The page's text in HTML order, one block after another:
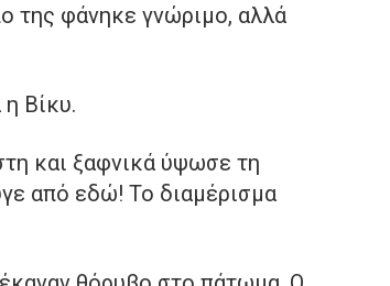
της φάνηκε γνώριμο, αλλά
Βίκυ.
και ξαφνικά ύψωσε τη
από εδώ! Το διαμέρισμα